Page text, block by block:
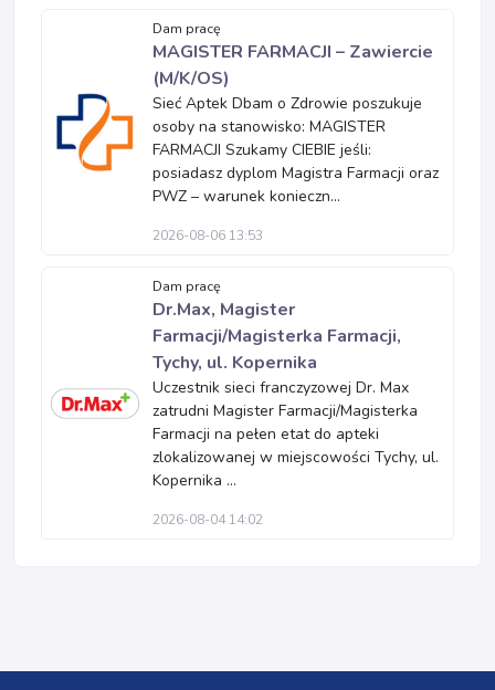
Dam pracę
MAGISTER FARMACJI – Zawiercie
(M/K/OS)
Sieć Aptek Dbam o Zdrowie poszukuje
osoby na stanowisko: MAGISTER
FARMACJI Szukamy CIEBIE jeśli:
posiadasz dyplom Magistra Farmacji oraz
PWZ – warunek konieczn...
2026-08-06 13:53
Dam pracę
Dr.Max, Magister
Farmacji/Magisterka Farmacji,
Tychy, ul. Kopernika
Uczestnik sieci franczyzowej Dr. Max
zatrudni Magister Farmacji/Magisterka
Farmacji na pełen etat do apteki
zlokalizowanej w miejscowości Tychy, ul.
Kopernika ...
2026-08-04 14:02